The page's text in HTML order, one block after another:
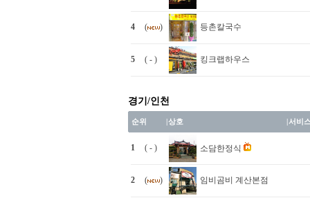
4 ( ) 등촌칼국수
5 ( - ) 킹크랩하우스
경기/인천
순위 |상호 |서비
1 ( - ) 소담한정식
2 ( ) 임비곰비 계산본점